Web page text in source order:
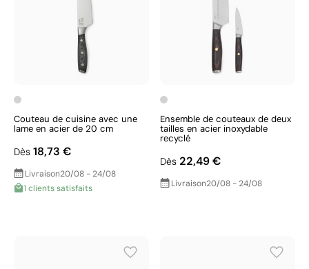
Couteau de cuisine avec une
lame en acier de 20 cm
Dès 18,73 €
Livraison20/08 - 24/08
1 clients satisfaits
Ensemble de couteaux de deux
tailles en acier inoxydable
recyclé
Dès 22,49 €
Livraison20/08 - 24/08